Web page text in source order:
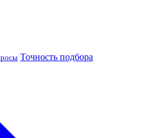
Точность подбора